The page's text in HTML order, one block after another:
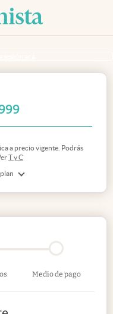
a precio vigente. Podrás
T y C
Medio de pago